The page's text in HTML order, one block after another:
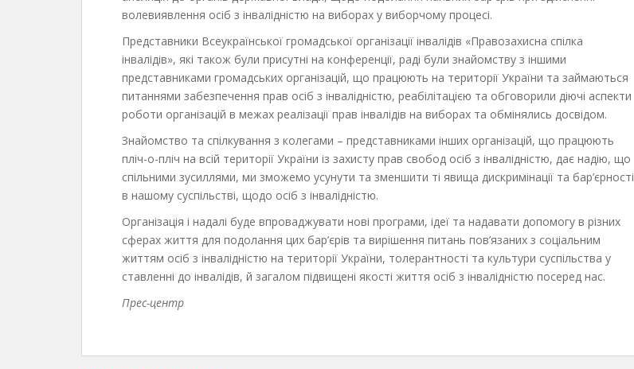
волевиявлення осіб з інвалідністю на виборах у виборчому процесі.
Представники Всеукраїнської громадської організації інвалідів «Правозахисна спілка
інвалідів», які також були присутні на конференції, раді були знайомству з іншими
представниками громадських організацій, що працюють на території України та займаються
питаннями забезпечення прав осіб з інвалідністю, реабілітацією та обговорили діючі аспекти
роботи організацій в межах реалізації прав інвалідів на виборах та обмінялись досвідом.
Знайомство та спілкування з колегами – представниками інших організацій, що працюють
пліч-о-пліч на всій території України із захисту прав свобод осіб з інвалідністю, дає надію, що
спільними зусиллями, ми зможемо усунути та зменшити ті явища дискримінації та бар’єрності
в нашому суспільстві, щодо осіб з інвалідністю.
Організація і надалі буде впроваджувати нові програми, ідеї та надавати допомогу в різних
сферах життя для подолання цих бар’єрів та вирішення питань пов’язаних з соціальним
життям осіб з інвалідністю на території України, толерантності та культури суспільства у
ставленні до інвалідів, й загалом підвищені якості життя осіб з інвалідністю посеред нас.
Прес-центр